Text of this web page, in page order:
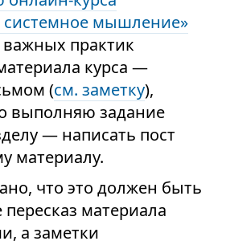
системное мышление»
практик
курса —
(см. заметку),
выполняю задание
— написать пост
материалу.
что это должен быть
пересказ материала
а заметки